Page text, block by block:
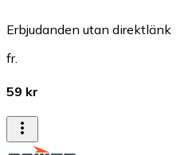
Erbjudanden utan direktlänk
fr.
59 kr